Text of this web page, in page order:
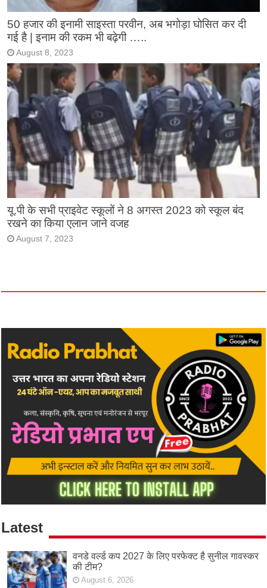
50 हजार की इनामी साइस्ता परवीन, अब भगोड़ा घोसित कर दी
गई है | इनाम की रकम भी बढ़ेगी …..
August 8, 2023
यू.पी के सभी प्राइवेट स्कूलों ने 8 अगस्त 2023 को स्कूल बंद
रखने का किया एलान जाने वजह
August 7, 2023
Latest
वनडे वर्ल्ड कप 2027 के लिए परफेक्ट है सुनील गावस्कर
की टीम?
August 6, 2026